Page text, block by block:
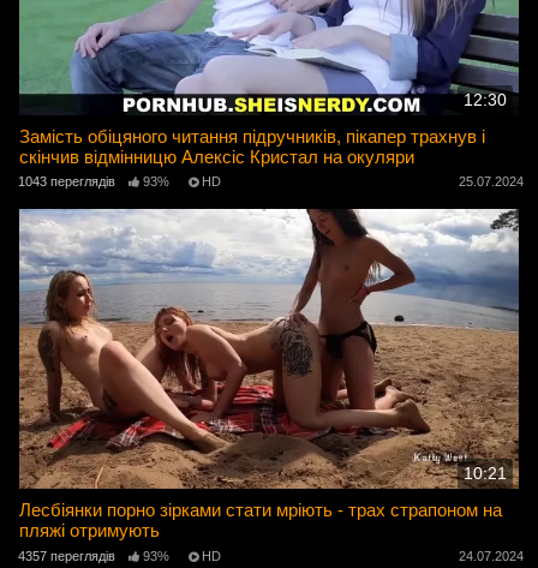
12:30
Замість обіцяного читання підручників, пікапер трахнув і
скінчив відмінницю Алексіс Кристал на окуляри
1043 переглядів 93% HD 25.07.2024
10:21
Лесбіянки порно зірками стати мріють - трах страпоном на
пляжі отримують
4357 переглядів 93% HD 24.07.2024